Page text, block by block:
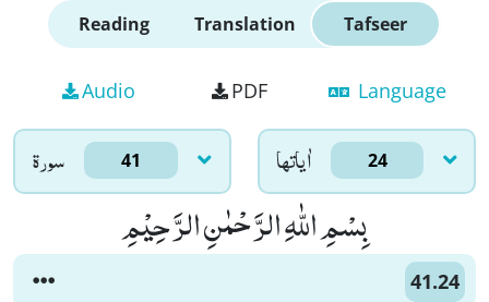
Reading Translation Tafseer
Audio PDF Language
سورۃ 41 اٰياتها 24
بِسْمِ اللّٰهِ الرَّحْمٰنِ الرَّحِیْمِ
41.24